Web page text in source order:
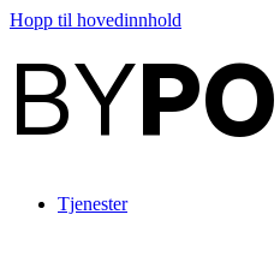
Hopp til hovedinnhold
BY
Tjenester